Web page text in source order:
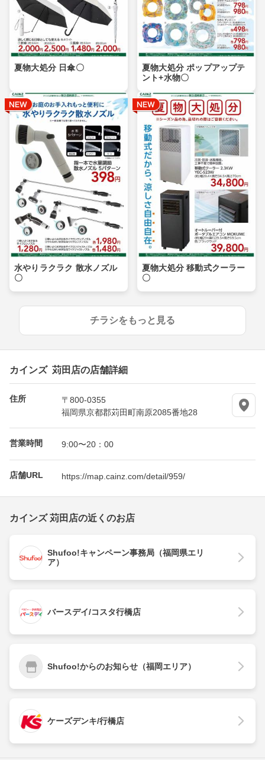
夏物大処分 日傘〇
夏物大処分 ポップアップテ
ント+水物〇
水やりラクラク 散水ノズル
〇
夏物大処分 移動式クーラー
〇
チラシをもっと見る
カインズ 苅田店の店舗詳細
住所
〒800-0355
福岡県京都郡苅田町南原2085番地28
営業時間 9:00〜20：00
店舗URL https://map.cainz.com/detail/959/
カインズ 苅田店の近くのお店
Shufoo!キャンペーン事務局（福岡県エリ
ア）
バースデイ/コスタ行橋店
Shufoo!からのお知らせ（福岡エリア）
ケーズデンキ/行橋店